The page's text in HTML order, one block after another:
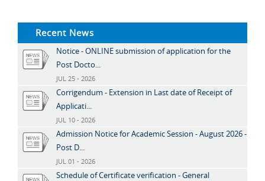
Recent News
Notice - ONLINE submission of application for the
Post Docto...
JUL 25 - 2026
Corrigendum - Extension in Last date of Receipt of
Applicati...
JUL 10 - 2026
Admission Notice for Academic Session - August 2026 -
Post D...
JUL 01 - 2026
Schedule of Certificate verification - General